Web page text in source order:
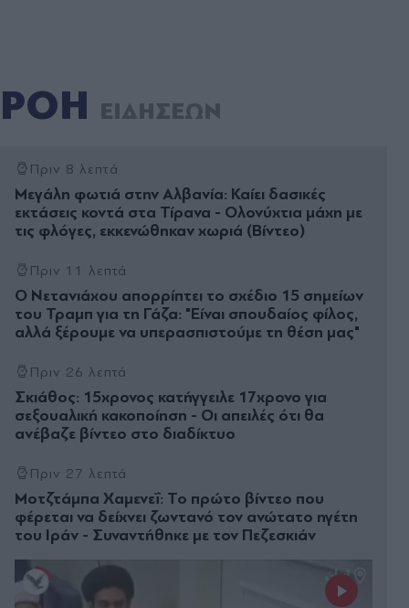
ΡΟΗ ΕΙΔΗΣΕΩΝ
Πριν 8 λεπτά
Μεγάλη φωτιά στην Αλβανία: Καίει δασικές
εκτάσεις κοντά στα Τίρανα - Ολονύχτια μάχη με
τις φλόγες, εκκενώθηκαν χωριά (Βίντεο)
Πριν 11 λεπτά
Ο Νετανιάχου απορρίπτει το σχέδιο 15 σημείων
του Τραμπ για τη Γάζα: "Είναι σπουδαίος φίλος,
αλλά ξέρουμε να υπερασπιστούμε τη θέση μας"
Πριν 26 λεπτά
Σκιάθος: 15χρονος κατήγγειλε 17χρονο για
σεξουαλική κακοποίηση - Οι απειλές ότι θα
ανέβαζε βίντεο στο διαδίκτυο
Πριν 27 λεπτά
Μοτζτάμπα Χαμενεΐ: Το πρώτο βίντεο που
φέρεται να δείχνει ζωντανό τον ανώτατο ηγέτη
του Ιράν - Συναντήθηκε με τον Πεζεσκιάν